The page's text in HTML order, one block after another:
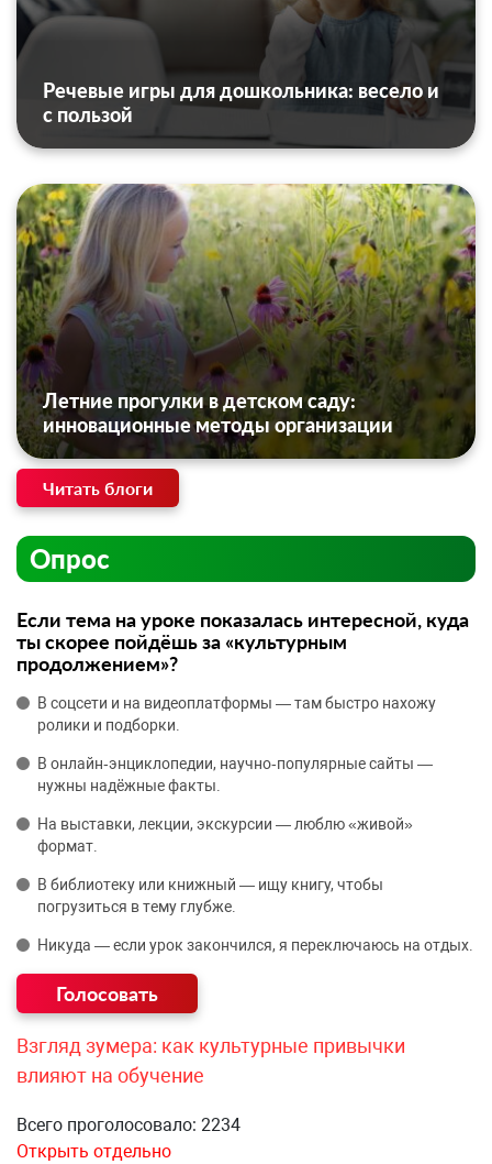
Речевые игры для дошкольника: весело и
с пользой
Летние прогулки в детском саду:
инновационные методы организации
Читать блоги
Опрос
Если тема на уроке показалась интересной, куда
ты скорее пойдёшь за «культурным
продолжением»?
В соцсети и на видеоплатформы — там быстро нахожу
ролики и подборки.
В онлайн‑энциклопедии, научно‑популярные сайты —
нужны надёжные факты.
На выставки, лекции, экскурсии — люблю «живой»
формат.
В библиотеку или книжный — ищу книгу, чтобы
погрузиться в тему глубже.
Никуда — если урок закончился, я переключаюсь на отдых.
Взгляд зумера: как культурные привычки
влияют на обучение
Всего проголосовало: 2234
Открыть отдельно